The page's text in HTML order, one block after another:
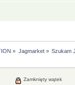
» Jagmarket» Szukam
Zamknięty wątek